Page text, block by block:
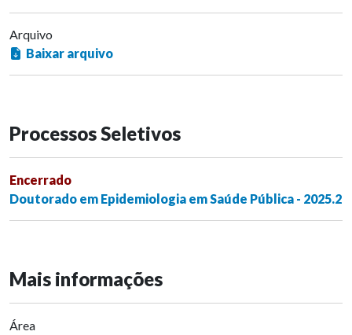
Arquivo
Baixar arquivo
Processos Seletivos
Encerrado
Doutorado em Epidemiologia em Saúde Pública - 2025.2
Mais informações
Área